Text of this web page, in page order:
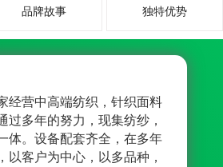
品牌故事 独特优势
经营中高端纺织，针织面料
过多年的努力，现集纺纱，
体。设备配套齐全，在多年
以客户为中心，以多品种，